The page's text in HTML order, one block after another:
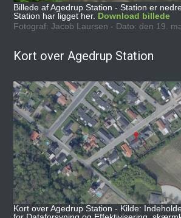
Billede af Agedrup Station - Station er
Station har ligget her. Download billede
Fotograf: Jacob Laursen - Dato: den 19.
Kort over Agedrup Station
Kort over Agedrup Station - Kilde: